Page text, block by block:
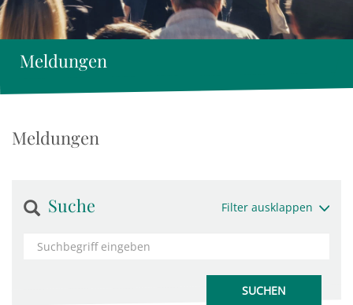
Meldungen
Meldungen
Suche Filter ausklappen